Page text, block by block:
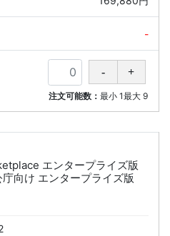
-
注文可能数：最小 1最大 9
エンタープライズ版
向け エンタープライズ版